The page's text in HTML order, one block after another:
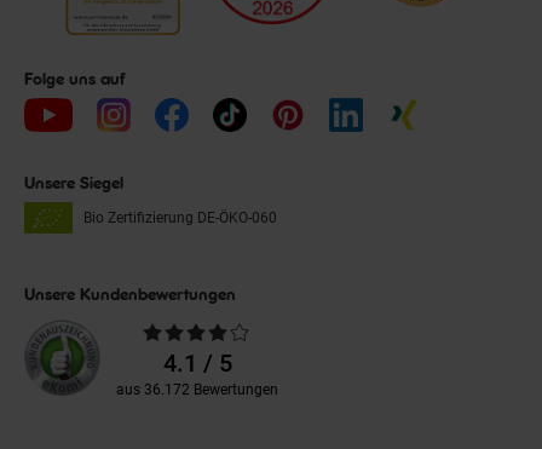
Folge uns auf
Unsere Siegel
Bio Zertifizierung DE-ÖKO-060
Unsere Kundenbewertungen
Durchschnittliche
Bewertungen4.1 / 5
aus 36.172 Bewertungen